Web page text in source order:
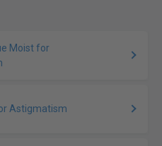
Moist for
Astigmatism